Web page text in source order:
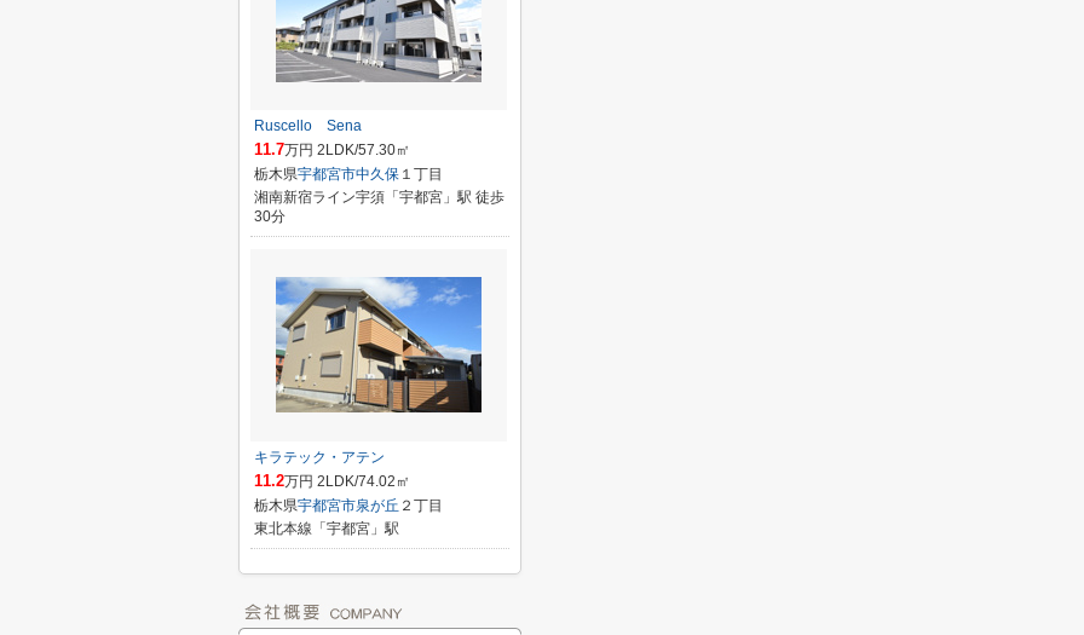
Ruscello Sena
11.7万円 2LDK/57.30㎡
栃木県宇都宮市中久保 １丁目
湘南新宿ライン宇須「宇都宮」駅 徒歩
30分
キラテック・アテン
11.2万円 2LDK/74.02㎡
栃木県宇都宮市泉が丘 ２丁目
東北本線「宇都宮」駅